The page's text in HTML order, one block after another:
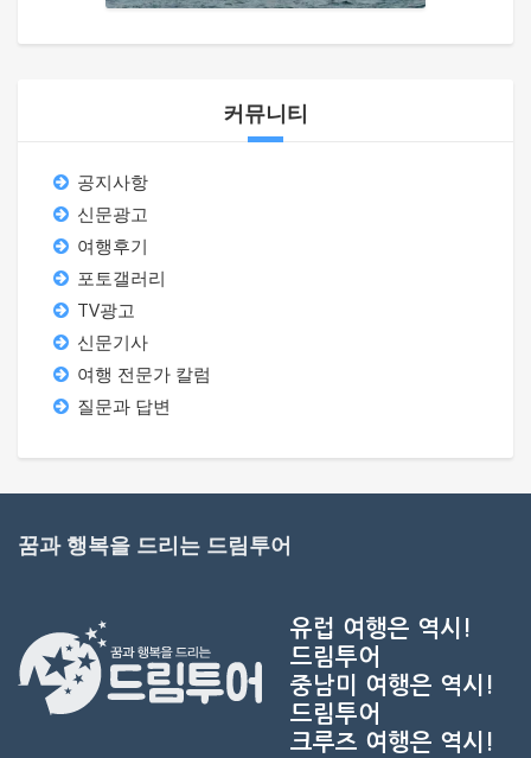
커뮤니티
공지사항
신문광고
여행후기
포토갤러리
TV광고
신문기사
여행 전문가 칼럼
질문과 답변
꿈과 행복을 드리는 드림투어
유럽 여행은 역시!
드림투어
중남미 여행은 역시!
드림투어
크루즈 여행은 역시!